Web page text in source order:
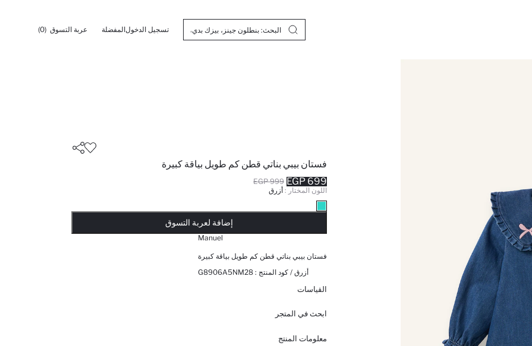
تسجيل الدخولالمفضلة عربة التسوق (0)
فستان بيبي بناتي قطن كم طويل بياقة كبيرة
999 EGP 699 EGP
اللون المختار : أزرق
إضافة لعربة التسوق
Manuel
فستان بيبي بناتي قطن كم طويل بياقة كبيرة
أزرق / كود المنتج : G8906A5NM28
القياسات
ابحث في المتجر
معلومات المنتج